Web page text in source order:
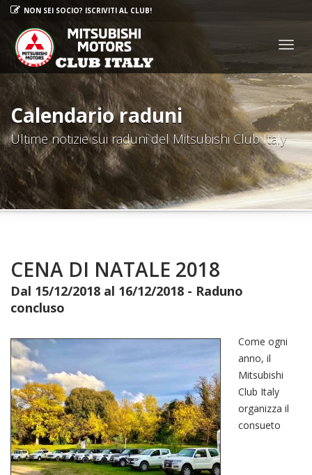
NON SEI SOCIO? ISCRIVITI AL CLUB!
Calendario raduni
Ultime notizie sui raduni del Mitsubishi Club Italy
CENA DI NATALE 2018
Dal 15/12/2018 al 16/12/2018 - Raduno
concluso
Come ogni
anno, il
Mitsubishi
Club Italy
organizza il
consueto